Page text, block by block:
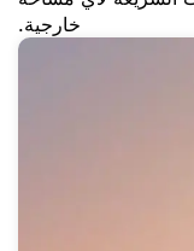
خارجية.